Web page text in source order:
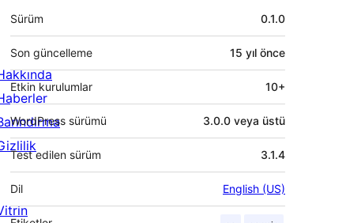
Meta
Sürüm 0.1.0
Son güncelleme 15 yıl önce
Etkin kurulumlar 10+
WordPress sürümü 3.0.0 veya üstü
Test edilen sürüm 3.1.4
Dil English (US)